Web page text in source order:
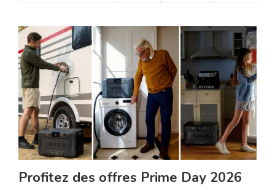
Profitez des offres Prime Day 2026